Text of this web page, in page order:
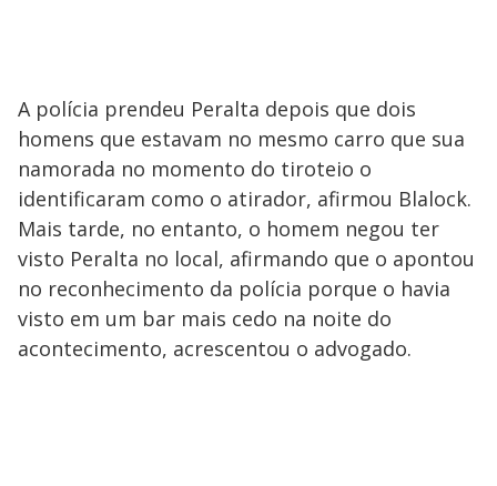
A polícia prendeu Peralta depois que dois
homens que estavam no mesmo carro que sua
namorada no momento do tiroteio o
identificaram como o atirador, afirmou Blalock.
Mais tarde, no entanto, o homem negou ter
visto Peralta no local, afirmando que o apontou
no reconhecimento da polícia porque o havia
visto em um bar mais cedo na noite do
acontecimento, acrescentou o advogado.